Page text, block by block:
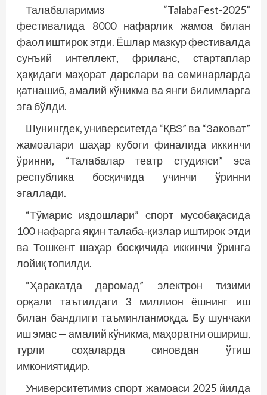
Талабаларимиз “TalabaFest-2025”
фестивалида 8000 нафарлик жамоа билан
фаол иштирок этди. Ёшлар мазкур фестивалда
сунъий интеллект, фриланс, стартаплар
ҳақидаги маҳорат дарслари ва семинарларда
қатнашиб, амалий кўникма ва янги билимларга
эга бўлди.
Шунингдек, университетда “ҚВЗ” ва “Заковат”
жамоалари шаҳар кубоги финалида иккинчи
ўринни, “Талабалар театр студияси” эса
республика босқичида учинчи ўринни
эгаллади.
“Тўмарис издошлари” спорт мусобақасида
100 нафарга яқин талаба-қизлар иштирок этди
ва Тошкент шаҳар босқичида иккинчи ўринга
лойиқ топилди.
“Ҳаракатда даромад” электрон тизими
орқали таътилдаги 3 миллион ёшнинг иш
билан бандлиги таъминланмоқда. Бу шунчаки
иш эмас — амалий кўникма, маҳоратни ошириш,
турли соҳаларда синовдан ўтиш
имкониятидир.
Университетимиз спорт жамоаси 2025 йилда